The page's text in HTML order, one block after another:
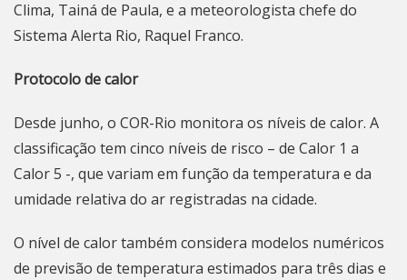
Clima, Tainá de Paula, e a meteorologista chefe do
Sistema Alerta Rio, Raquel Franco.
Protocolo de calor
Desde junho, o COR-Rio monitora os níveis de calor. A
classificação tem cinco níveis de risco – de Calor 1 a
Calor 5 -, que variam em função da temperatura e da
umidade relativa do ar registradas na cidade.
O nível de calor também considera modelos numéricos
de previsão de temperatura estimados para três dias e